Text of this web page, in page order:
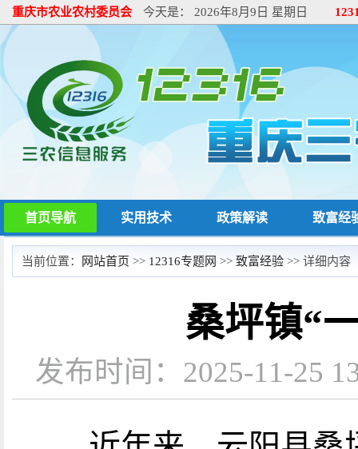
重庆市农业农村委员会 今天是： 2026年8月9日 星期日
首页导航 实用技术 政策解读 致富经
当前位置： 网站首页 >> 12316专题网 >> 致富经验 >> 详细内容
桑坪镇“
发布时间：2025-11-